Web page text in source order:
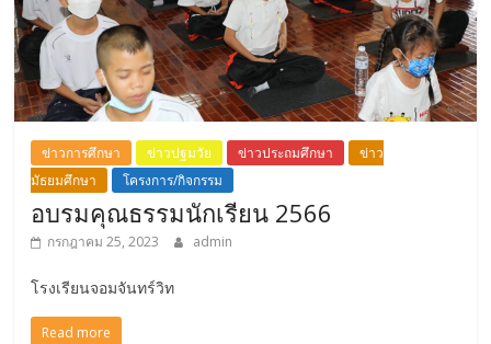
ข่าวการศึกษา ข่าวปฐมวัย ข่าวประถมศึกษา
ข่าว
มัธยมศึกษา
โครงการ/กิจกรรม
อบรมคุณธรรมนักเรียน 2566
กรกฎาคม 25, 2023 admin
โรงเรียนจอมจันทร์วิท
Read more